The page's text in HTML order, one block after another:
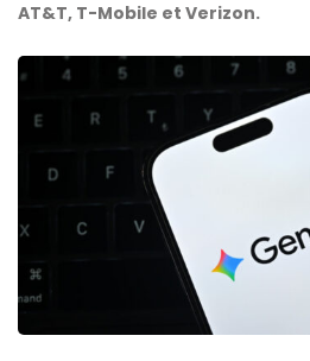
AT&T, T-Mobile et Verizon.